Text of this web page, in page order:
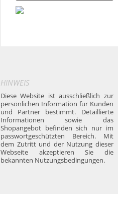
HINWEIS
Diese Website ist ausschließlich zur
persönlichen Information für Kunden
und Partner bestimmt. Detaillierte
Informationen sowie das
Shopangebot befinden sich nur im
passwortgeschützten Bereich. Mit
dem Zutritt und der Nutzung dieser
Webseite akzeptieren Sie die
bekannten Nutzungsbedingungen.